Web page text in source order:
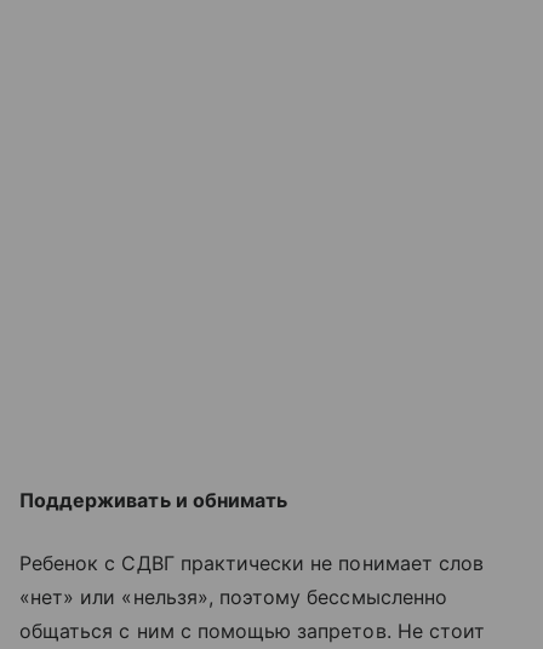
Поддерживать и обнимать
Ребенок с СДВГ практически не понимает слов
«нет» или «нельзя», поэтому бессмысленно
общаться с ним с помощью запретов. Не стоит